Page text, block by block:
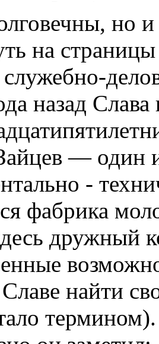
но
на
назад
— один
-
фабрика
дружный
найти